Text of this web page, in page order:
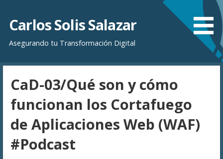
contenido
Carlos Solis Salazar
Asegurando tu Transformación Digital
CaD-03/Qué son y cómo
funcionan los Cortafuego
de Aplicaciones Web (WAF)
#Podcast